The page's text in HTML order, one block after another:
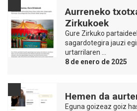
Aurreneko
Zirkukoek
Gure Zirkuko
sagardotegira jauzi
urtarrilaren …
8 de enero de 2025
Hemen da
Eguna goizeaz goiz